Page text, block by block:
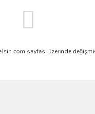
sayfası üzerinde